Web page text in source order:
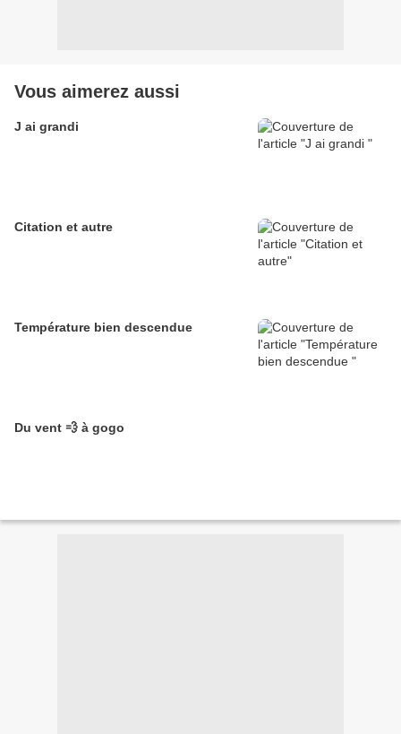
Vous aimerez aussi
J ai grandi
Citation et autre
Température bien descendue
Du vent 💨 à gogo